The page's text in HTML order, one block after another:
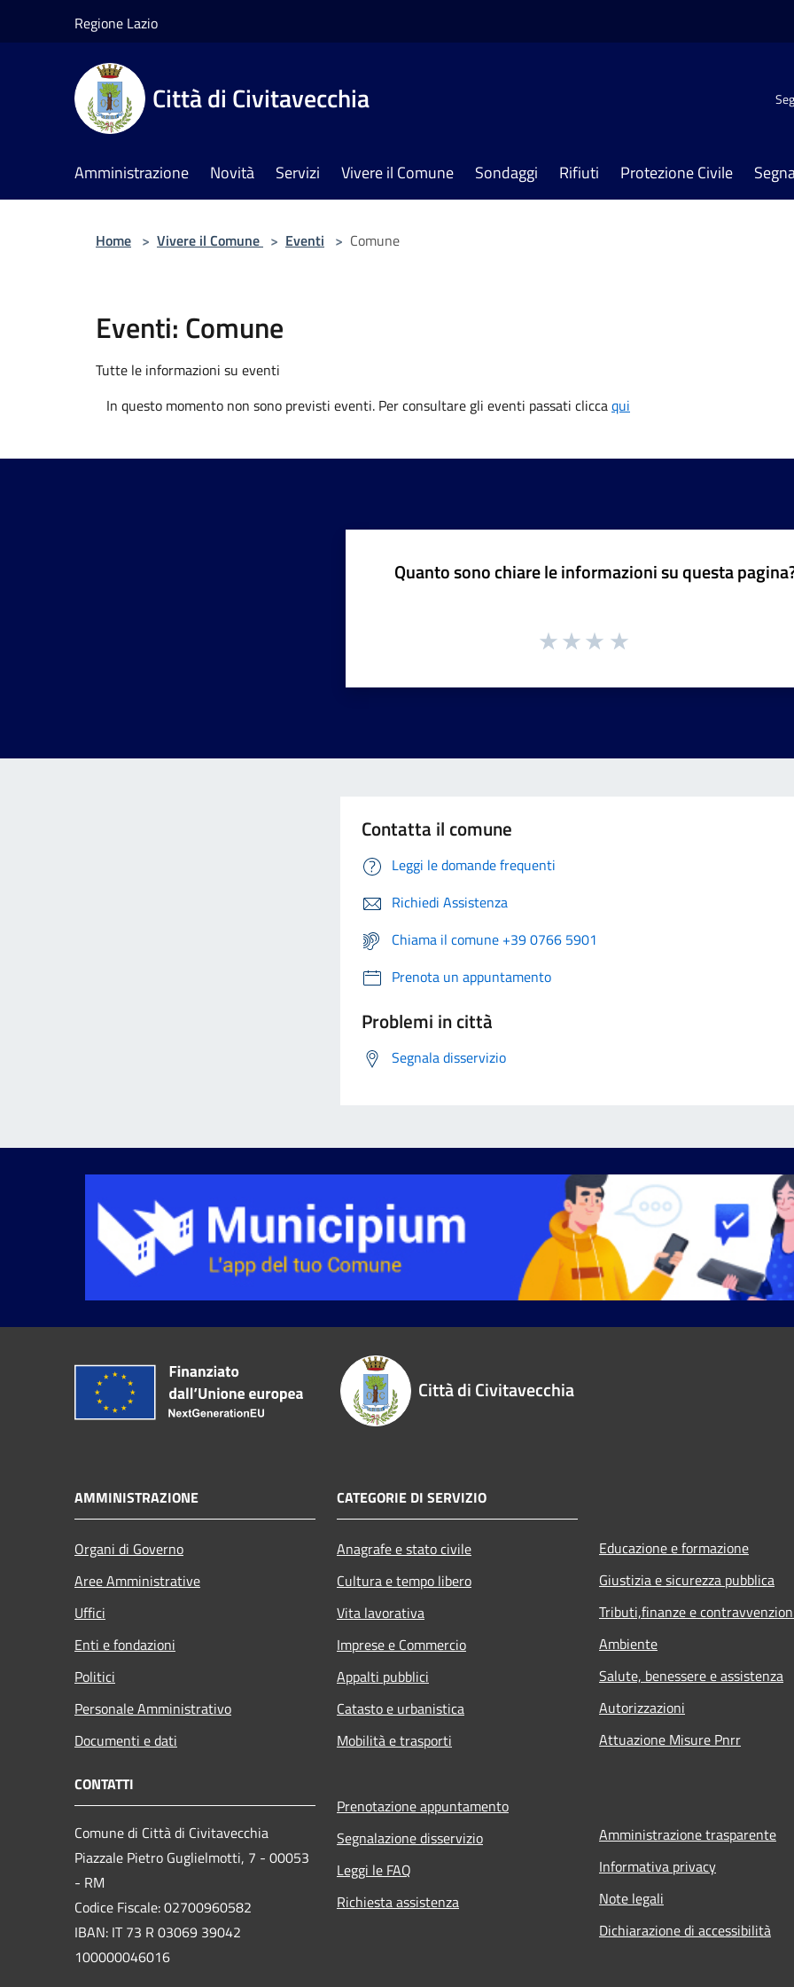
Regione Lazio
Città di Civitavecchia
Amministrazione Novità Servizi Vivere il Comune Sondaggi Rifiuti Protezione Civile
Home > Vivere il Comune > Eventi > Comune
Eventi: Comune
Tutte le informazioni su eventi
In questo momento non sono previsti eventi. Per consultare gli eventi passati cliccaqui
Quanto sono chiare le informazioni su questa
Contatta il comune
Leggi le domande frequenti
Richiedi Assistenza
Chiama il comune +39 0766 5901
Prenota un appuntamento
Problemi in città
Segnala disservizio
Città di Civitavecchia
AMMINISTRAZIONE
Organi di Governo
Aree Amministrative
Uffici
Enti e fondazioni
Politici
Personale Amministrativo
Documenti e dati
CATEGORIE DI SERVIZIO
Anagrafe e stato civile
Cultura e tempo libero
Vita lavorativa
Imprese e Commercio
Appalti pubblici
Catasto e urbanistica
Mobilità e trasporti
Educazione e formazione
Giustizia e sicurezza pubblica
Tributi,finanze e
Ambiente
Salute, benessere e assistenza
Autorizzazioni
Attuazione Misure Pnrr
CONTATTI
Comune di Città di Civitavecchia
Piazzale Pietro Guglielmotti, 7 - 00053
- RM
Codice Fiscale: 02700960582
IBAN: IT 73 R 03069 39042
100000046016
Prenotazione appuntamento
Segnalazione disservizio
Leggi le FAQ
Richiesta assistenza
Amministrazione trasparente
Informativa privacy
Note legali
Dichiarazione di accessibilità